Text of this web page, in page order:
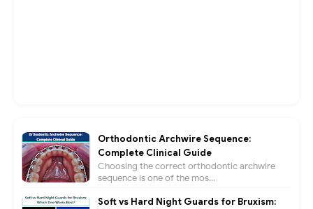
Orthodontic Archwire Sequence:
Complete Clinical Guide
Choosing the correct orthodontic archwire
sequence is one of the mos...
Soft vs Hard Night Guards for Bruxism: